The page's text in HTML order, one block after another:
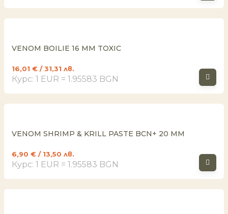
VENOM BOILIE 16 MM TOXIC
16,01 € / 31,31 лв.
Курс: 1 EUR = 1.95583 BGN
VENOM SHRIMP & KRILL PASTE BCN+ 20 MM
6,90 € / 13,50 лв.
Курс: 1 EUR = 1.95583 BGN